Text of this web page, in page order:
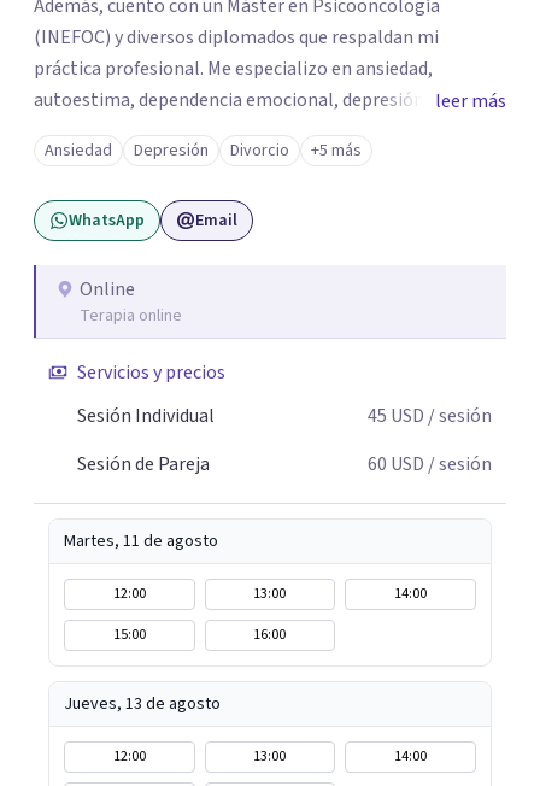
Además, cuento con un Máster en Psicooncología
(INEFOC) y diversos diplomados que respaldan mi
práctica profesional. Me especializo en ansiedad,
autoestima, dependencia emocional, depresión,
desarrollo personal, prevención del suicidio, crisis vitales
y terapia de pareja, siempre con un enfoque humano,
ético y personalizado. Toda la atención es 100% online,
lo que te permite: Recibir terapia desde la comodidad y
acompañamiento profesional sin importar en qué lugar
te encuentres.
leer más
Ansiedad Depresión Divorcio +5 más
WhatsApp Email
Online
Terapia online
Servicios y precios
Sesión Individual
45 USD / sesión
Sesión de Pareja
60 USD / sesión
Martes, 11 de agosto
12:00 13:00
14:00
15:00
16:00
Jueves, 13 de agosto
12:00 13:00
14:00